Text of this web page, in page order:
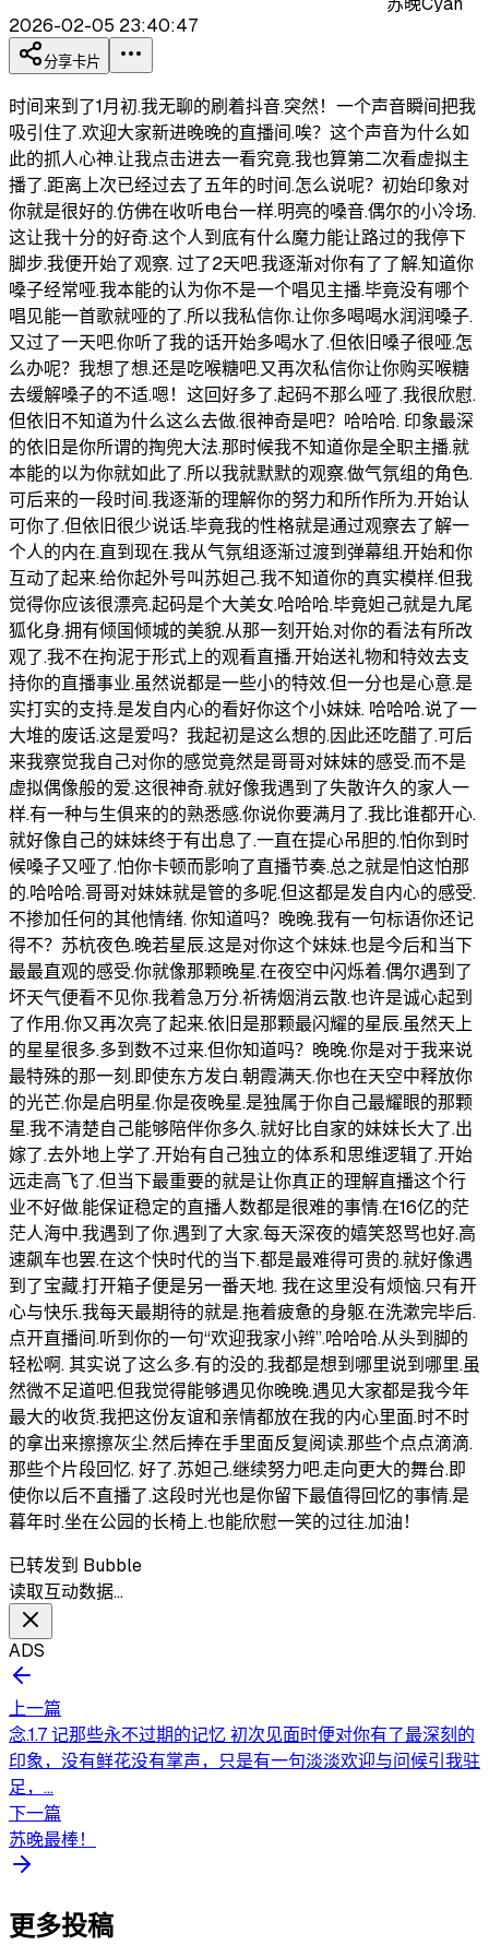
2026-02-05 23:40:47
分享卡片
时间来到了1月初.我无聊的刷着抖音.突然！一个声音瞬间把我
吸引住了.欢迎大家新进晚晚的直播间.唉？这个声音为什么如
此的抓人心神.让我点击进去一看究竟.我也算第二次看虚拟主
播了.距离上次已经过去了五年的时间.怎么说呢？初始印象对
你就是很好的.仿佛在收听电台一样.明亮的嗓音.偶尔的小冷场.
这让我十分的好奇.这个人到底有什么魔力能让路过的我停下
脚步.我便开始了观察. 过了2天吧.我逐渐对你有了了解.知道你
嗓子经常哑.我本能的认为你不是一个唱见主播.毕竟没有哪个
唱见能一首歌就哑的了.所以我私信你.让你多喝喝水润润嗓子.
又过了一天吧.你听了我的话开始多喝水了.但依旧嗓子很哑.怎
么办呢？我想了想.还是吃喉糖吧.又再次私信你让你购买喉糖
去缓解嗓子的不适.嗯！这回好多了.起码不那么哑了.我很欣慰.
但依旧不知道为什么这么去做.很神奇是吧？哈哈哈. 印象最深
的依旧是你所谓的掏兜大法.那时候我不知道你是全职主播.就
本能的以为你就如此了.所以我就默默的观察.做气氛组的角色.
可后来的一段时间.我逐渐的理解你的努力和所作所为.开始认
可你了.但依旧很少说话.毕竟我的性格就是通过观察去了解一
个人的内在.直到现在.我从气氛组逐渐过渡到弹幕组.开始和你
互动了起来.给你起外号叫苏妲己.我不知道你的真实模样.但我
觉得你应该很漂亮.起码是个大美女.哈哈哈.毕竟妲己就是九尾
狐化身.拥有倾国倾城的美貌.从那一刻开始,对你的看法有所改
观了.我不在拘泥于形式上的观看直播.开始送礼物和特效去支
持你的直播事业.虽然说都是一些小的特效.但一分也是心意.是
实打实的支持.是发自内心的看好你这个小妹妹. 哈哈哈.说了一
大堆的废话.这是爱吗？我起初是这么想的.因此还吃醋了.可后
来我察觉我自己对你的感觉竟然是哥哥对妹妹的感受.而不是
虚拟偶像般的爱.这很神奇.就好像我遇到了失散许久的家人一
样.有一种与生俱来的的熟悉感.你说你要满月了.我比谁都开心.
就好像自己的妹妹终于有出息了.一直在提心吊胆的.怕你到时
候嗓子又哑了.怕你卡顿而影响了直播节奏.总之就是怕这怕那
的.哈哈哈.哥哥对妹妹就是管的多呢.但这都是发自内心的感受.
不掺加任何的其他情绪. 你知道吗？晚晚.我有一句标语你还记
得不？苏杭夜色.晚若星辰.这是对你这个妹妹.也是今后和当下
最最直观的感受.你就像那颗晚星.在夜空中闪烁着.偶尔遇到了
坏天气便看不见你.我着急万分.祈祷烟消云散.也许是诚心起到
了作用.你又再次亮了起来.依旧是那颗最闪耀的星辰.虽然天上
的星星很多.多到数不过来.但你知道吗？晚晚.你是对于我来说
最特殊的那一刻.即使东方发白.朝霞满天.你也在天空中释放你
的光芒.你是启明星.你是夜晚星.是独属于你自己最耀眼的那颗
星.我不清楚自己能够陪伴你多久.就好比自家的妹妹长大了.出
嫁了.去外地上学了.开始有自己独立的体系和思维逻辑了.开始
远走高飞了.但当下最重要的就是让你真正的理解直播这个行
业不好做.能保证稳定的直播人数都是很难的事情.在16亿的茫
茫人海中.我遇到了你.遇到了大家.每天深夜的嬉笑怒骂也好.高
速飙车也罢.在这个快时代的当下.都是最难得可贵的.就好像遇
到了宝藏.打开箱子便是另一番天地. 我在这里没有烦恼.只有开
心与快乐.我每天最期待的就是.拖着疲惫的身躯.在洗漱完毕后.
点开直播间.听到你的一句“欢迎我家小辫”.哈哈哈.从头到脚的
轻松啊. 其实说了这么多.有的没的.我都是想到哪里说到哪里.虽
然微不足道吧.但我觉得能够遇见你晚晚.遇见大家都是我今年
最大的收货.我把这份友谊和亲情都放在我的内心里面.时不时
的拿出来擦擦灰尘.然后捧在手里面反复阅读.那些个点点滴滴.
那些个片段回忆. 好了.苏妲己.继续努力吧.走向更大的舞台.即
使你以后不直播了.这段时光也是你留下最值得回忆的事情.是
暮年时.坐在公园的长椅上.也能欣慰一笑的过往.加油！
已转发到 Bubble
读取互动数据…
ADS
上一篇
念.1.7 记那些永不过期的记忆 初次见面时便对你有了最深刻的
印象，没有鲜花没有掌声，只是有一句淡淡欢迎与问候引我驻
足，...
下一篇
苏晚最棒！
更多投稿